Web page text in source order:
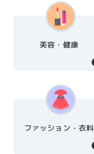
美容・健康
ファッション・衣料